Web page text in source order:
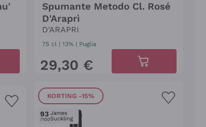
Spumante Metodo Cl. Rosé
D'Araprì
D'ARAPRI
75 cl | 13% Puglia
29,30 €
KORTING -15%
93
/100
James
Suckling